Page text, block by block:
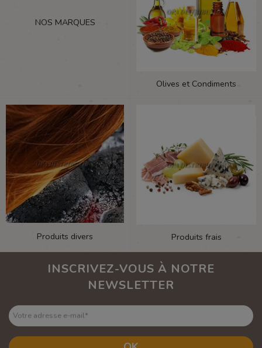
NOS MARQUES
Olives et Condiments
Produits divers Produits frais
INSCRIVEZ-VOUS À NOTRE
NEWSLETTER
Votre adresse e-mail*